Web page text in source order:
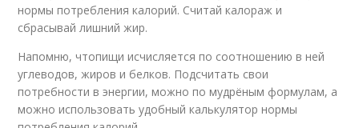
нормы потребления калорий. Считай калораж и
сбрасывай лишний жир.
Напомню, чтопищи исчисляется по соотношению в ней
углеводов, жиров и белков. Подсчитать свои
потребности в энергии, можно по мудрёным формулам, а
можно использовать удобный калькулятор нормы